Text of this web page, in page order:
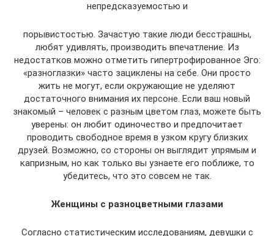
непредсказуемостью и
порывистостью. Зачастую такие люди бесстрашны,
любят удивлять, производить впечатление. Из
недостатков можно отметить гипертрофированное Эго:
«разноглазки» часто зациклены на себе. Они просто
жить не могут, если окружающие не уделяют
достаточного внимания их персоне. Если ваш новый
знакомый – человек с разным цветом глаз, можете быть
уверены: он любит одиночество и предпочитает
проводить свободное время в узком кругу близких
друзей. Возможно, со стороны он выглядит упрямым и
капризным, но как только вы узнаете его поближе, то
убедитесь, что это совсем не так.
Женщины с разноцветными глазами
Согласно статистическим исследованиям, девушки с